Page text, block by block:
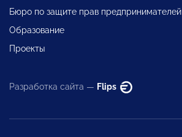
Бюро по защите прав предпринимателей
Образование
Проекты
Разработка сайта — Flips